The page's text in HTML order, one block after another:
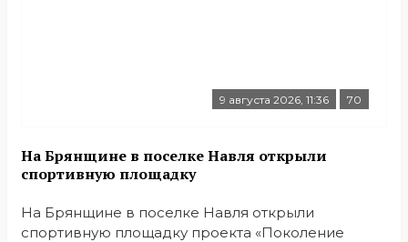
9 августа 2026, 11:36 70
На Брянщине в поселке Навля открыли
спортивную площадку
На Брянщине в поселке Навля открыли
спортивную площадку проекта «Поколение